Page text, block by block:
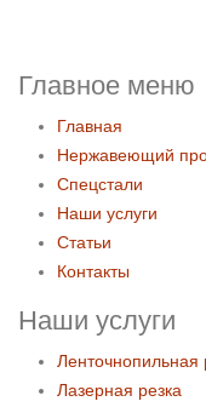
Главное меню
Главная
Нержавеющий
Спецстали
Наши услуги
Статьи
Контакты
Наши услуги
Ленточнопильная
Лазерная резка